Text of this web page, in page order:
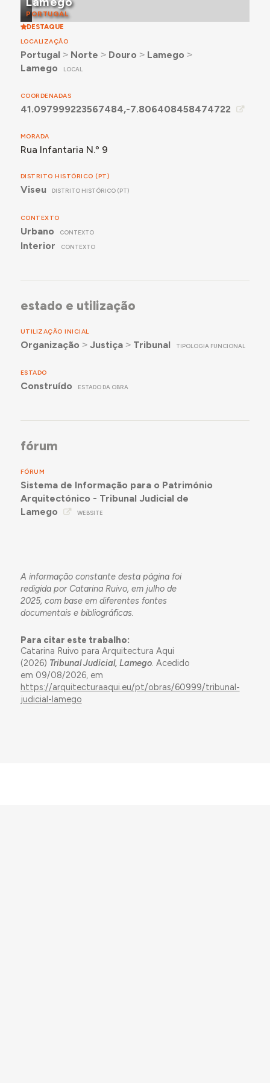
PORTUGAL
DESTAQUE
LOCALIZAÇÃO
Portugal ˃ Norte ˃ Douro ˃ Lamego ˃
Lamego
LOCAL
COORDENADAS
41.097999223567484,-7.806408458474722
MORADA
Rua Infantaria N.º 9
DISTRITO HISTÓRICO (PT)
Viseu DISTRITO HISTÓRICO (PT)
CONTEXTO
Urbano CONTEXTO
Interior CONTEXTO
estado e utilização
UTILIZAÇÃO INICIAL
Organização ˃ Justiça˃ Tribunal TIPOLOGIA FUNCIONAL
ESTADO
Construído ESTADO DA OBRA
fórum
FÓRUM
Sistema de Informação para o Património
Arquitectónico - Tribunal Judicial de
Lamego
WEBSITE
A informação constante desta página foi
redigida por Catarina Ruivo, em julho de
2025, com base em diferentes fontes
documentais e bibliográficas.
Para citar este trabalho:
Catarina Ruivo para Arquitectura Aqui
(2026) Tribunal Judicial, Lamego. Acedido
em 09/08/2026, em
https://arquitecturaaqui.eu/pt/obras/60999/tribunal-
judicial-lamego